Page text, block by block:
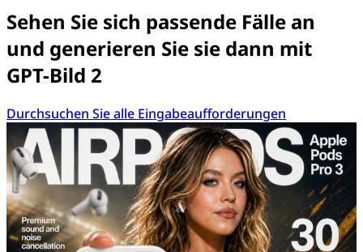
Sehen Sie sich passende Fälle an
und generieren Sie sie dann mit
GPT-Bild 2
Durchsuchen Sie alle Eingabeaufforderungen